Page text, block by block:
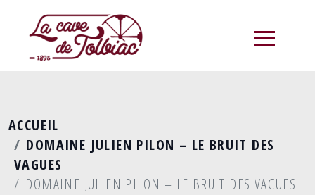
ACCUEIL
DOMAINE JULIEN PILON – LE BRUIT DES
VAGUES
DOMAINE JULIEN PILON – LE BRUIT DES VAGUES